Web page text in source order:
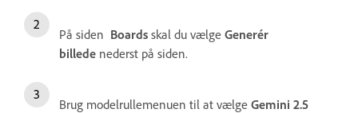
På siden Boards skal du vælge Generér
billede nederst på siden.
Brug modelrullemenuen til at vælge Gemini 2.5